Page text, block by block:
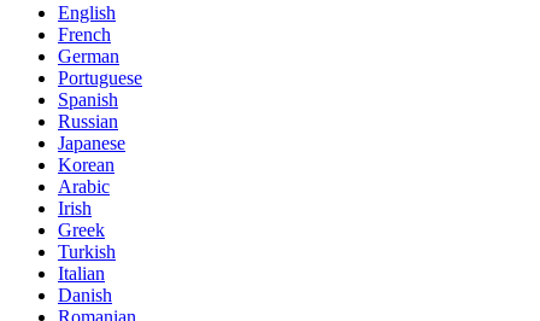
English
French
German
Portuguese
Spanish
Russian
Japanese
Korean
Arabic
Irish
Greek
Turkish
Italian
Danish
Romanian